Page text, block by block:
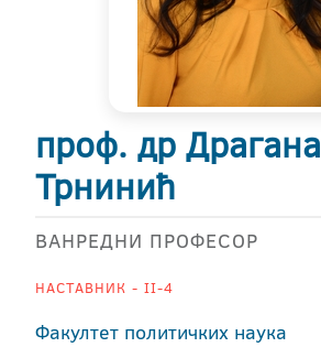
проф. др Драгана
Трнинић
ВАНРЕДНИ ПРОФЕСОР
НАСТАВНИК - II-4
Факултет политичких наука